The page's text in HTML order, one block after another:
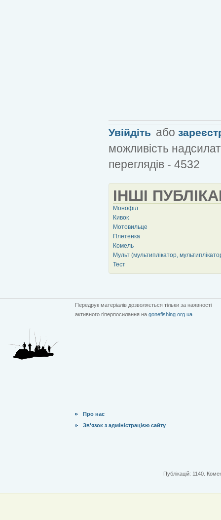
Увійдіть або
можливість
переглядів - 4532
ІНШІ
Монофіл
Кивок
Мотовильце
Плетенка
Комель
Мульт (мультиплікатор,
Тест
Передрук матеріалів дозволяється тільки за наявності
активного гіперпосилання на gonefishing.org.ua
Про нас
Зв'язок з адміністрацією сайту
Публікацій: 1140.